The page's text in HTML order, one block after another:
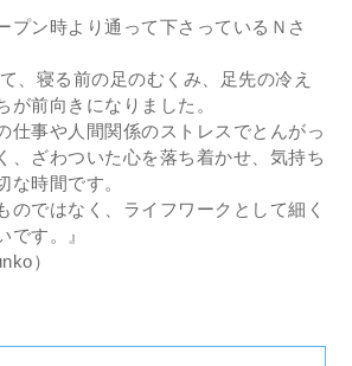
プン時より通って下さっているＮさ
、寝る前の足のむくみ、足先の冷え
が前向きになりました。
仕事や人間関係のストレスでとんがっ
、ざわついた心を落ち着かせ、気持ち
な時間です。
のではなく、ライフワークとして細く
です。』
）